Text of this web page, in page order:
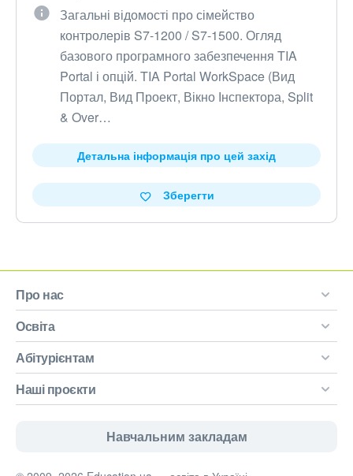
Загальні відомості про сімейство
контролерів S7-1200 / S7-1500. Огляд
базового програмного забезпечення TIA
Portal і опцій. TIA Portal WorkSpace (Вид
Портал, Вид Проект, Вікно Інспектора, Split
& Over…
Детальна інформація про цей захід
Зберегти
Про нас
Освіта
Абітурієнтам
Наші проєкти
Навчальним закладам